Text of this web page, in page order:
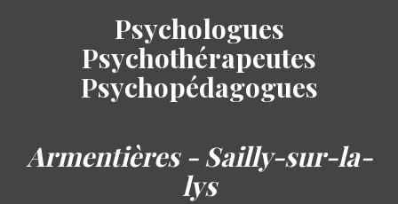
Psychologues
Psychothérapeutes
Psychopédagogues
Armentières - Sailly-sur-la-
lys